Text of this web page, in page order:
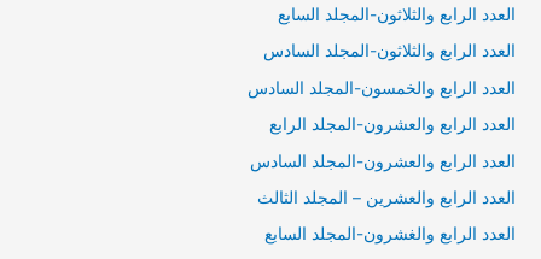
العدد الرابع والثلاثون-المجلد السابع
العدد الرابع والثلاثون-المجلد السادس
العدد الرابع والخمسون-المجلد السادس
العدد الرابع والعشرون-المجلد الرابع
العدد الرابع والعشرون-المجلد السادس
العدد الرابع والعشرين – المجلد الثالث
العدد الرابع والغشرون-المجلد السابع